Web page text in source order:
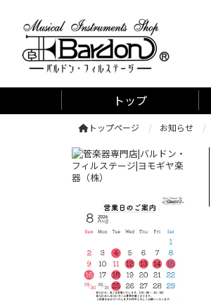
トップ
トップページ お知らせ